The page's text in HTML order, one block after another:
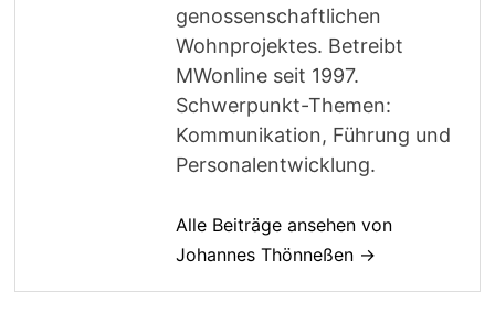
genossenschaftlichen
Wohnprojektes. Betreibt
MWonline seit 1997.
Schwerpunkt-Themen:
Kommunikation, Führung und
Personalentwicklung.
Alle Beiträge ansehen von
Johannes Thönneßen →